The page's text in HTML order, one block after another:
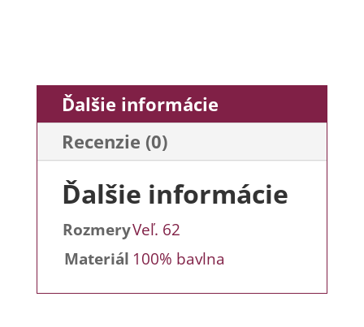
Ďalšie informácie
Recenzie (0)
Ďalšie informácie
RozmeryVeľ. 62
Materiál 100% bavlna